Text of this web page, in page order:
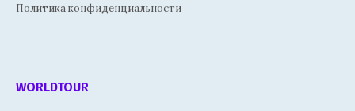
Политика конфиденциальности
WORLDTOUR